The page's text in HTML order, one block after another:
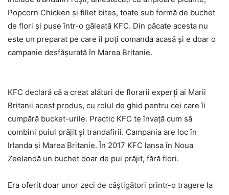
Popcorn Chicken şi fillet bites, toate sub formă de buchet
de flori şi puse într-o găleată KFC. Din păcate acesta nu
este un preparat pe care îl poţi comanda acasă şi e doar o
campanie desfăşurată în Marea Britanie.
KFC declară că a creat alături de florarii experţi ai Marii
Britanii acest produs, cu rolul de ghid pentru cei care îi
cumpără bucket-urile. Practic KFC te învaţă cum să
combini puiul prăjit şi trandafirii. Campania are loc în
Irlanda şi Marea Britanie. În 2017 KFC lansa în Noua
Zeelandă un buchet doar de pui prăjit, fără flori.
Era oferit doar unor zeci de câştigători printr-o tragere la